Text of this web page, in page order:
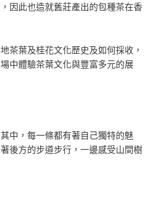
因此也造就舊莊產出的包種茶在香
茶葉及桂花文化歷史及如何採收，
中體驗茶葉文化與豐富多元的展
中，每一條都有著自己獨特的魅
後方的步道步行，一邊感受山間樹